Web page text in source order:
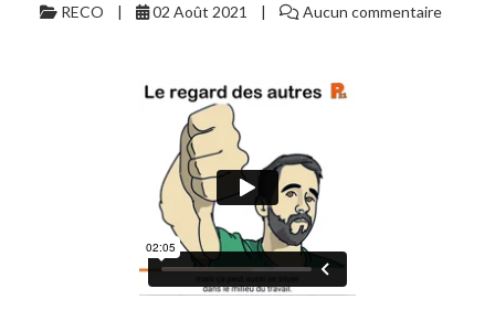
RECO
02 Août 2021 Aucun commentaire